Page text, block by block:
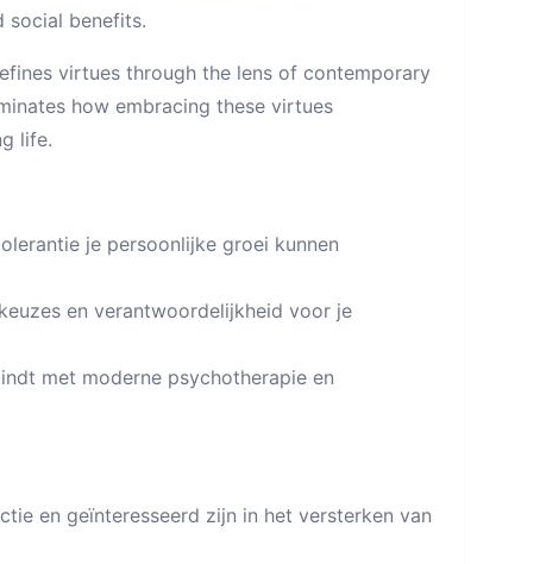
social benefits.
virtues through the lens of contemporary
how embracing these virtues
life.
je persoonlijke groei kunnen
en verantwoordelijkheid voor je
met moderne psychotherapie en
en geïnteresseerd zijn in het versterken van